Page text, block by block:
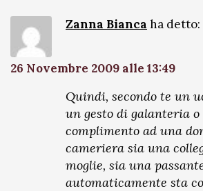
Zanna Bianca ha detto:
26 Novembre 2009 alle 13:49
Quindi, secondo te un
un gesto di galanteria o
complimento ad una
cameriera sia una
moglie, sia una
automaticamente sta